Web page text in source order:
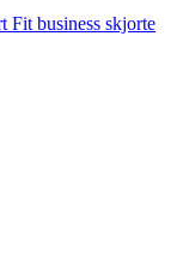
business skjorte